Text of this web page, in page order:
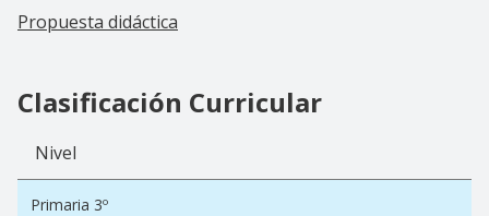
Propuesta didáctica
Clasificación Curricular
Nivel
Primaria 3º